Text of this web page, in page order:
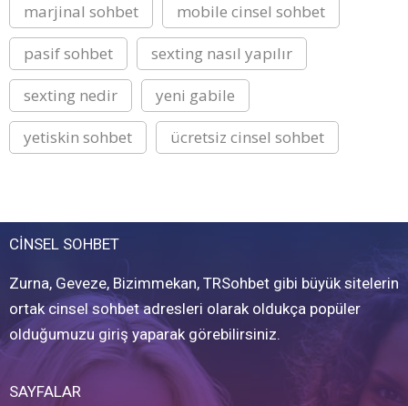
marjinal sohbet
mobile cinsel sohbet
pasif sohbet
sexting nasıl yapılır
sexting nedir
yeni gabile
yetiskin sohbet
ücretsiz cinsel sohbet
CİNSEL SOHBET
Zurna, Geveze, Bizimmekan, TRSohbet gibi büyük sitelerin
ortak cinsel sohbet adresleri olarak oldukça popüler
olduğumuzu giriş yaparak görebilirsiniz.
SAYFALAR